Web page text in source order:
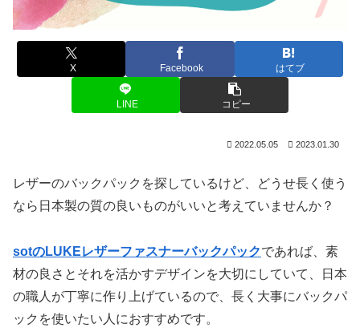
X Facebook はてブ
LINE コピー
2022.05.05 2023.01.30
レザーのバックパックを探しているけど、どうせ長く使う
なら日本製の質の良いものがいいと考えていませんか？
sotのLUKEレザーファスナーバックパックであれば、素
材の良さとそれを活かすデザインを大切にしていて、日本
の職人が丁寧に作り上げているので、長く大事にバックパ
ックを使いたい人におすすめです。